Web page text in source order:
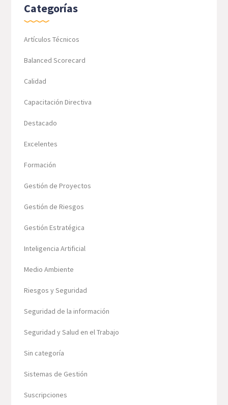
Categorías
Artículos Técnicos
Balanced Scorecard
Calidad
Capacitación Directiva
Destacado
Excelentes
Formación
Gestión de Proyectos
Gestión de Riesgos
Gestión Estratégica
Inteligencia Artificial
Medio Ambiente
Riesgos y Seguridad
Seguridad de la información
Seguridad y Salud en el Trabajo
Sin categoría
Sistemas de Gestión
Suscripciones